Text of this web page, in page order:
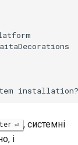
installation?
, системні
і